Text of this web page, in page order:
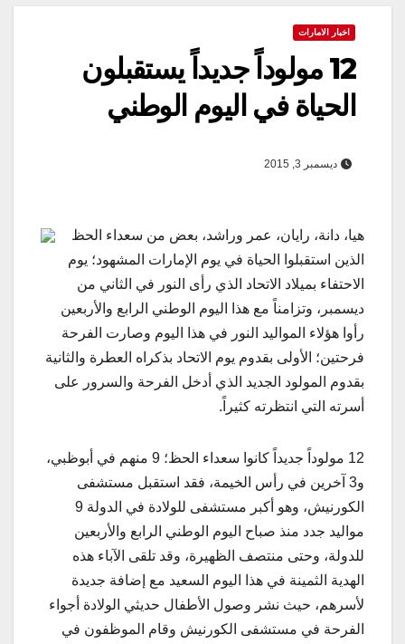
اخبار الامارات
12 مولوداً جديداً يستقبلون
الحياة في اليوم الوطني
ديسمبر 3, 2015
هيا، دانة، رايان، عمر وراشد، بعض من سعداء الحظ
الذين استقبلوا الحياة في يوم الإمارات المشهود؛ يوم
الاحتفاء بميلاد الاتحاد الذي رأى النور في الثاني من
ديسمبر، وتزامناً مع هذا اليوم الوطني الرابع والأربعين
رأوا هؤلاء المواليد النور في هذا اليوم وصارت الفرحة
فرحتين؛ الأولى بقدوم يوم الاتحاد بذكراه العطرة والثانية
بقدوم المولود الجديد الذي أدخل الفرحة والسرور على
أسرته التي انتظرته كثيراً.
12 مولوداً جديداً كانوا سعداء الحظ؛ 9 منهم في أبوظبي،
و3 آخرين في رأس الخيمة، فقد استقبل مستشفى
الكورنيش، وهو أكبر مستشفى للولادة في الدولة 9
مواليد جدد منذ صباح اليوم الوطني الرابع والأربعين
للدولة، وحتى منتصف الظهيرة، وقد تلقى الآباء هذه
الهدية الثمينة في هذا اليوم السعيد مع إضافة جديدة
لأسرهم، حيث نشر وصول الأطفال حديثي الولادة أجواء
الفرحة في مستشفى الكورنيش وقام الموظفون في